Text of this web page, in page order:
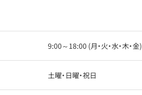
9:00～18:00 (月・火・水・木・金)
土曜・日曜・祝日